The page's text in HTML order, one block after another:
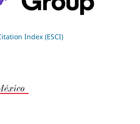
Index (ESCI)